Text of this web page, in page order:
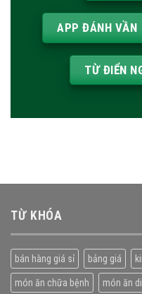
APP ĐÁNH VẦN
TỪ ĐIỂN
TỪ KHÓA
bán hàng giá sỉ bảng giá
món ăn chữa bệnh món ăn